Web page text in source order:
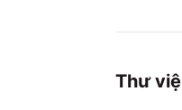
Thư